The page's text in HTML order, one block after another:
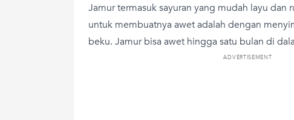
Jamur termasuk sayuran yang mudah layu dan
untuk membuatnya awet adalah dengan
beku. Jamur bisa awet hingga satu bulan di
ADVERTISEMENT